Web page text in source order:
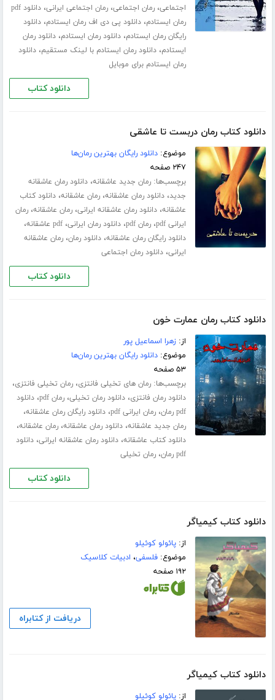
اجتماعی،رمان اجتماعی،رمان اجتماعی ایرانی،
دانلود pdf
رمان ایستادم،دانلود پی دی اف رمان ایستادم،دانلود
رایگان رمان ایستادم،دانلود رمان ایستادم،دانلود رمان
ایستادم،دانلود رمان ایستادم با لینک مستقیم،دانلود
رمان ایستادم برای موبایل
دانلود کتاب
دانلود کتاب رمان دربست تا عاشقی
موضوع:دانلود رایگان بهترین رمان‌ها
۲۴۷ صفحه
برچسب‌ها:رمان جدید عاشقانه،دانلود رمان عاشقانه
جدید،دانلود رمان عاشقانه،رمان عاشقانه،دانلود کتاب
عاشقانه،دانلود رمان عاشقانه ایرانی،رمان عاشقانه،رمان
ایرانی pdf
،رمان pdf ،دانلود رمان ایرانی،pdf عاشقانه ،
دانلود رایگان رمان عاشقانه،دانلود رمان،رمان عاشقانه
ایرانی،دانلود رمان اجتماعی
دانلود کتاب
دانلود کتاب رمان عمارت خون
از:زهرا اسماعیل پور
موضوع:دانلود رایگان بهترین رمان‌ها
۵۳ صفحه
برچسب‌ها:رمان های تخیلی فانتزی،رمان تخیلی فانتزی،
دانلود رمان فانتزی،دانلود رمان تخیلی،رمان pdf ،دانلود
pdf رمان
،رمان ایرانی pdf ،دانلود رایگان رمان عاشقانه،
رمان جدید عاشقانه،دانلود رمان عاشقانه،رمان عاشقانه،
دانلود کتاب عاشقانه،دانلود رمان عاشقانه ایرانی،دانلود
pdf رمان
،رمان تخیلی
دانلود کتاب
دانلود کتاب کیمیاگر
از:پائولو کوئیلو
موضوع:فلسفی، ادبیات کلاسیک
۱۹۲ صفحه
دریافت از کتابراه
دانلود کتاب کیمیاگر
از:پائولو کوئیلو